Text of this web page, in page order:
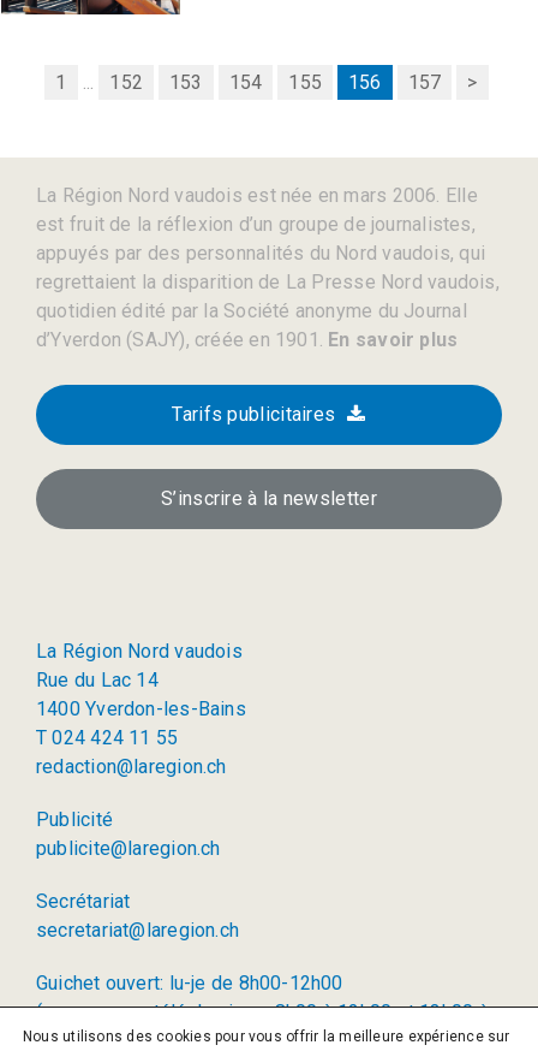
1 ... 152 153 154 155 156 157 >
La Région Nord vaudois est née en mars 2006. Elle
est fruit de la réflexion d’un groupe de journalistes,
appuyés par des personnalités du Nord vaudois, qui
regrettaient la disparition de La Presse Nord vaudois,
quotidien édité par la Société anonyme du Journal
d’Yverdon (SAJY), créée en 1901. En savoir plus
Tarifs publicitaires
S’inscrire à la newsletter
La Région Nord vaudois
Rue du Lac 14
1400 Yverdon-les-Bains
T 024 424 11 55
redaction@laregion.ch
Publicité
publicite@laregion.ch
Secrétariat
secretariat@laregion.ch
Guichet ouvert: lu-je de 8h00-12h00
(permanence téléphonique: 8h00 à 12h00 et 13h00 à
17h00)
Nous utilisons des cookies pour vous offrir la meilleure expérience sur